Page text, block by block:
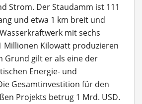
Strom. Der Staudamm ist 111
und etwa 1 km breit und
mit sechs
Millionen Kilowatt produzieren
Grund gilt er als eine der
Energie- und
Gesamtinvestition für den
Projekts betrug 1 Mrd. USD.